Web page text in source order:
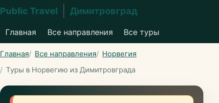
Public Travel Димитровград
Главная Все направления Все туры
Главная Все направления
Норвегия
Туры в Норвегию из Димитровграда